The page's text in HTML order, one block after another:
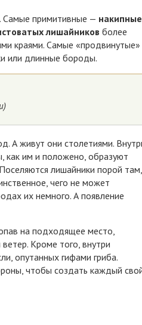
Самые примитивные — накипные
лишайников более
краями. Самые «продвинутые»
или длинные бороды.
А живут они столетиями.
как им и положено, образуют
лишайники порой там,
чего не может
их немного. А появление
на подходящее место,
Кроме того, внутри
опутанных гифами гриба.
чтобы создать каждый